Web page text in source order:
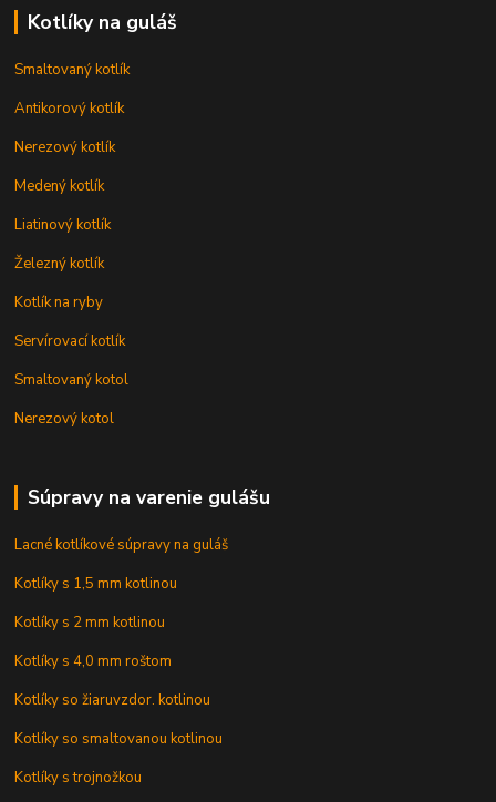
Kotlíky na guláš
Smaltovaný kotlík
Antikorový kotlík
Nerezový kotlík
Medený kotlík
Liatinový kotlík
Železný kotlík
Kotlík na ryby
Servírovací kotlík
Smaltovaný kotol
Nerezový kotol
Súpravy na varenie gulášu
Lacné kotlíkové súpravy na guláš
Kotlíky s 1,5 mm kotlinou
Kotlíky s 2 mm kotlinou
Kotlíky s 4,0 mm roštom
Kotlíky so žiaruvzdor. kotlinou
Kotlíky so smaltovanou kotlinou
Kotlíky s trojnožkou